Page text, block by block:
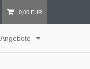
0,00 EUR
Angebote